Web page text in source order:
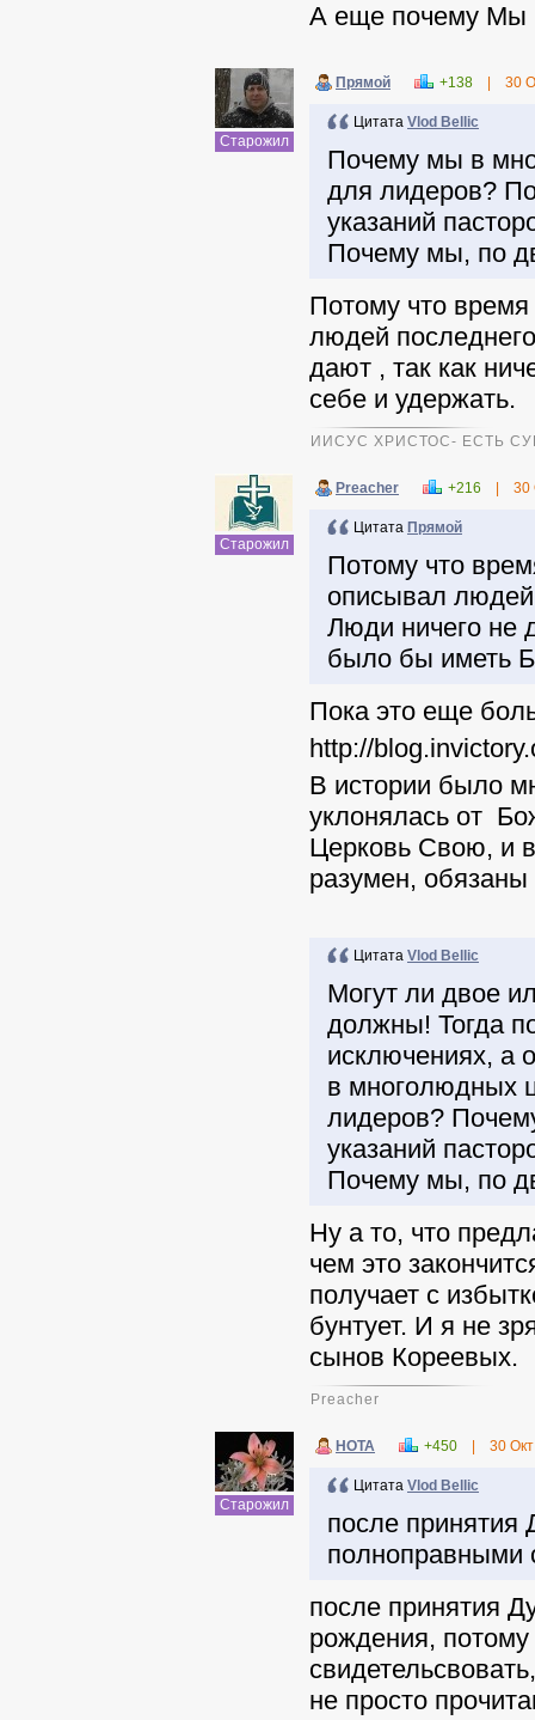
А еще почему Мы
Старожил
Прямой +138 30
Цитата Vlod Bellic
Почему мы в
для лидеров?
указаний
Почему мы, по
Потому что
людей
дают , так как
себе и удержать.
ИИСУС ХРИСТОС- ЕСТЬ
Старожил
Preacher +216 30
Цитата Прямой
Потому что
описывал людей
Люди ничего не
было бы иметь
Пока это еще
http://
В истории было
уклонялась от
Церковь Свою, и
разумен,
Цитата Vlod Bellic
Могут ли двое
должны! Тогда
исключениях, а
в многолюдных
лидеров?
указаний
Почему мы, по
Ну а то, что
чем это
получает с
бунтует. И я не
сынов Кореевых.
Preacher
Старожил
НОТА +450 30
Цитата Vlod Bellic
после
полноправными
после принятия
рождения,
не просто